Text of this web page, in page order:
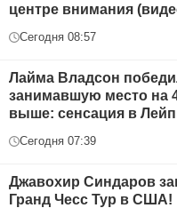
центре внимания
Сегодня 08:57
Лайма Владсон
занимавшую место на
выше: сенсация в
Сегодня 07:39
Джавохир Синдаров
Гранд Чесс Тур в США!